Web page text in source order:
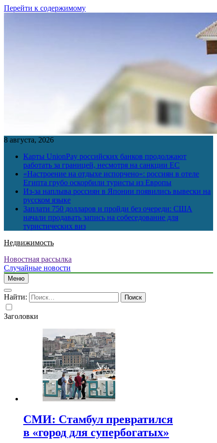
Перейти к содержимому
8 августа, 2026
Карты UnionPay российских банков продолжают
работать за границей, несмотря на санкции ЕС
«Настроение на отдыхе испорчено»: россиян в отеле
Египта грубо оскорбили туристы из Европы
Из-за наплыва россиян в Японии появились вывески на
русском языке
Заплати 750 долларов и пройди без очереди: США
начали продавать запись на собеседование для
туристических виз
Недвижимость
Новостная рассылка
Случайные новости
Меню
Найти:
Заголовки
СМИ: Стамбул превратился
в «город для супербогатых»